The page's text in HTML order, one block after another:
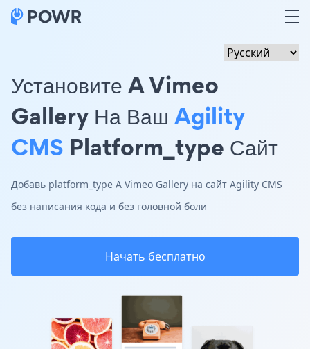
Установите A Vimeo
Gallery На Ваш Agility
CMS Platform_type Сайт
Добавь platform_type A Vimeo Gallery на сайт Agility CMS
без написания кода и без головной боли
Начать бесплатно